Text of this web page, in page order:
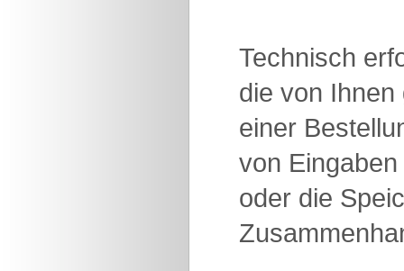
Technisch
die von
einer
von
oder die